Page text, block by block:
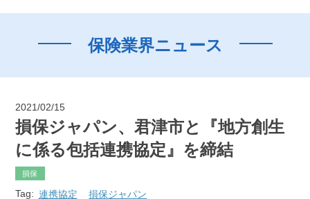
保険業界ニュース
2021/02/15
損保ジャパン、君津市と『地方創生
に係る包括連携協定』を締結
損保
Tag: 連携協定 損保ジャパン